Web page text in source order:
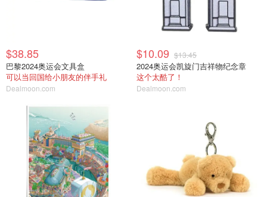
$38.85
巴黎2024奥运会文具盒
可以当回国给小朋友的伴手礼
Dealmoon.com
$10.09 $13.45
2024奥运会凯旋门吉祥物纪念章
这个太酷了！
Dealmoon.com